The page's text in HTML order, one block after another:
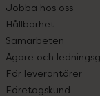
Jobba hos oss
Hållbarhet
Samarbeten
Ägare och
För leverantörer
Företagskund